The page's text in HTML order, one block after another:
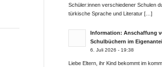
Schüler:innen verschiedener Schulen
türkische Sprache und Literatur […]
Information: Anschaffung
Schulbüchern im
6. Juli 2026 - 19:38
Liebe Eltern, ihr Kind bekommt im